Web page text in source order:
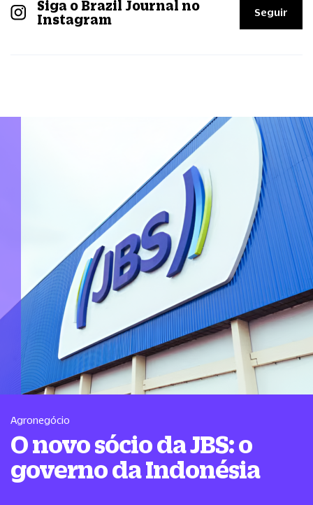
Siga o Brazil Journal no
Instagram
Seguir
Agronegócio
O novo sócio da JBS: o
governo da Indonésia